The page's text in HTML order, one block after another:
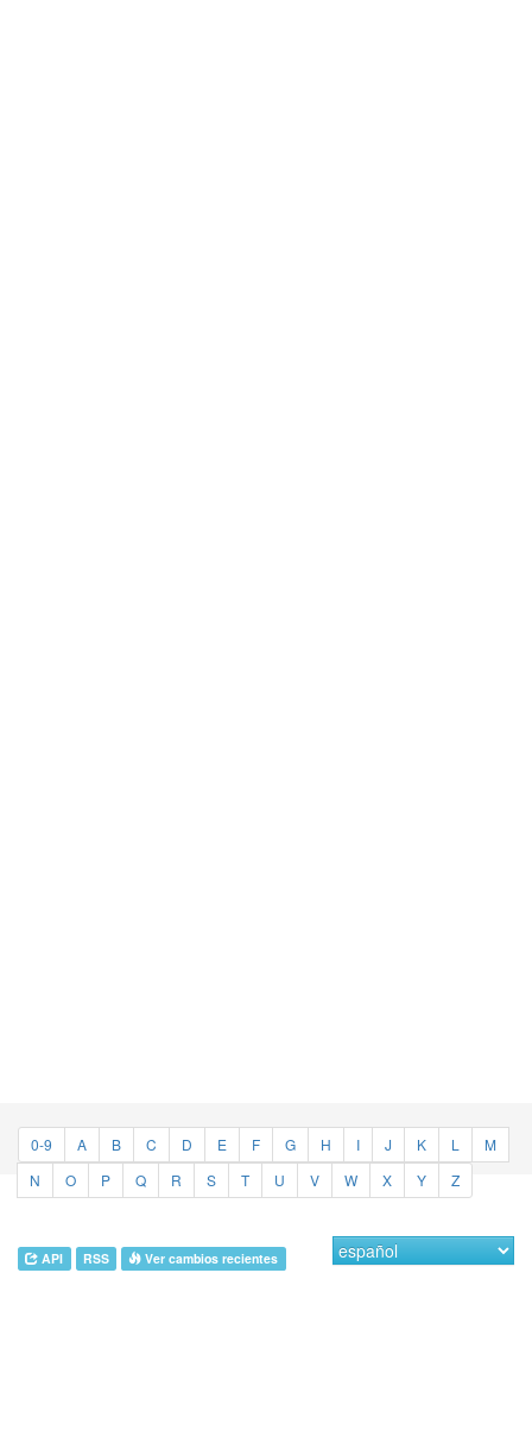
0-9 A B C D E F G H I J K L
M
N
O P Q R S T U V W X Y Z
API RSS Ver cambios recientes